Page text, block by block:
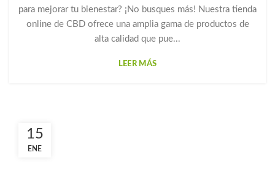
para mejorar tu bienestar? ¡No busques más! Nuestra tienda
online de CBD ofrece una amplia gama de productos de
alta calidad que pue...
LEER MÁS
15
ENE